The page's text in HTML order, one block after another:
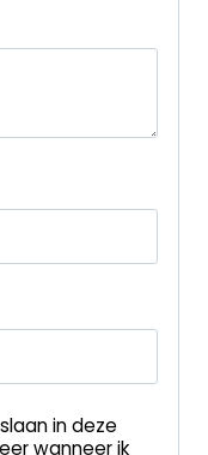
in deze
wanneer ik